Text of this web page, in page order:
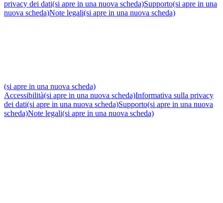
privacy dei dati(si apre in una nuova scheda)Supporto(si apre in una
nuova scheda)Note legali(si apre in una nuova scheda)
(si apre in una nuova scheda)
Accessibilità(si apre in una nuova scheda)Informativa sulla privacy
dei dati(si apre in una nuova scheda)Supporto(si apre in una nuova
scheda)Note legali(si apre in una nuova scheda)